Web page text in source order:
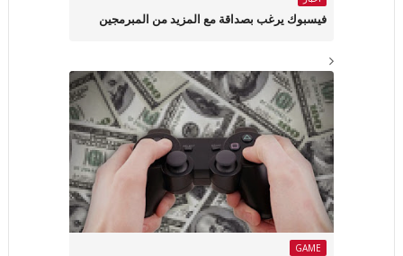
فيسبوك يرغب بصداقة مع المزيد من المبرمجين
GAME